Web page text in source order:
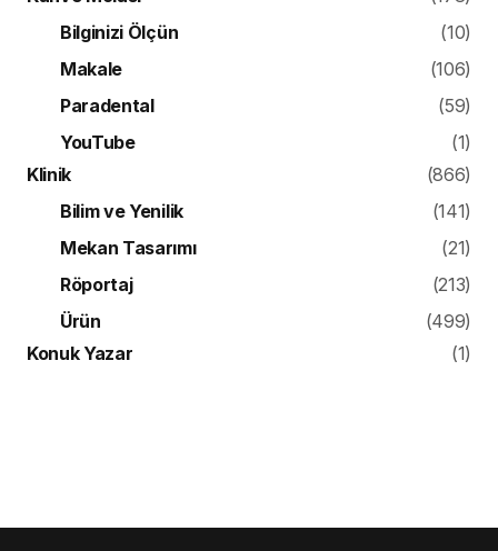
Bilginizi Ölçün
(10)
Makale
(106)
Paradental
(59)
YouTube
(1)
Klinik
(866)
Bilim ve Yenilik
(141)
Mekan Tasarımı
(21)
Röportaj
(213)
Ürün
(499)
Konuk Yazar
(1)